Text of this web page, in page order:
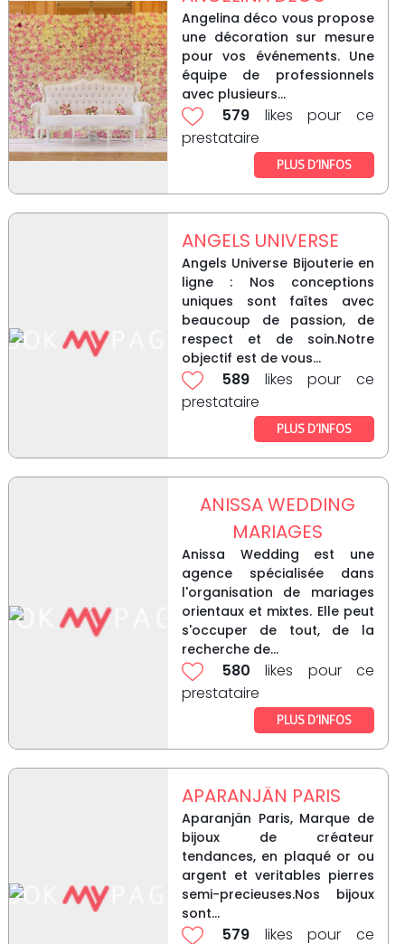
Angelina déco vous propose
une décoration sur mesure
pour vos événements. Une
équipe de professionnels
avec plusieurs...
579 likes pour ce
prestataire
PLUS D’INFOS
ANGELS UNIVERSE
Angels Universe Bijouterie en
ligne : Nos conceptions
uniques sont faîtes avec
beaucoup de passion, de
respect et de soin.Notre
objectif est de vous...
589 likes pour ce
prestataire
PLUS D’INFOS
ANISSA WEDDING
MARIAGES
Anissa Wedding est une
agence spécialisée dans
l'organisation de mariages
orientaux et mixtes. Elle peut
s'occuper de tout, de la
recherche de...
580 likes pour ce
prestataire
PLUS D’INFOS
APARANJÄN PARIS
Aparanjän Paris, Marque de
bijoux de créateur
tendances, en plaqué or ou
argent et veritables pierres
semi-precieuses.Nos bijoux
sont...
579 likes pour ce